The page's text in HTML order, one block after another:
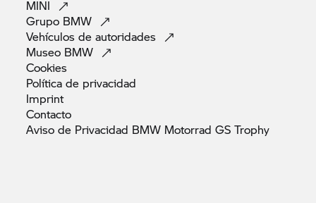
MINI
Grupo BMW
Vehículos deautoridades
Museo BMW
Cookies
Política de privacidad
Imprint
Contacto
Aviso de Privacidad BMW Motorrad GSTrophy